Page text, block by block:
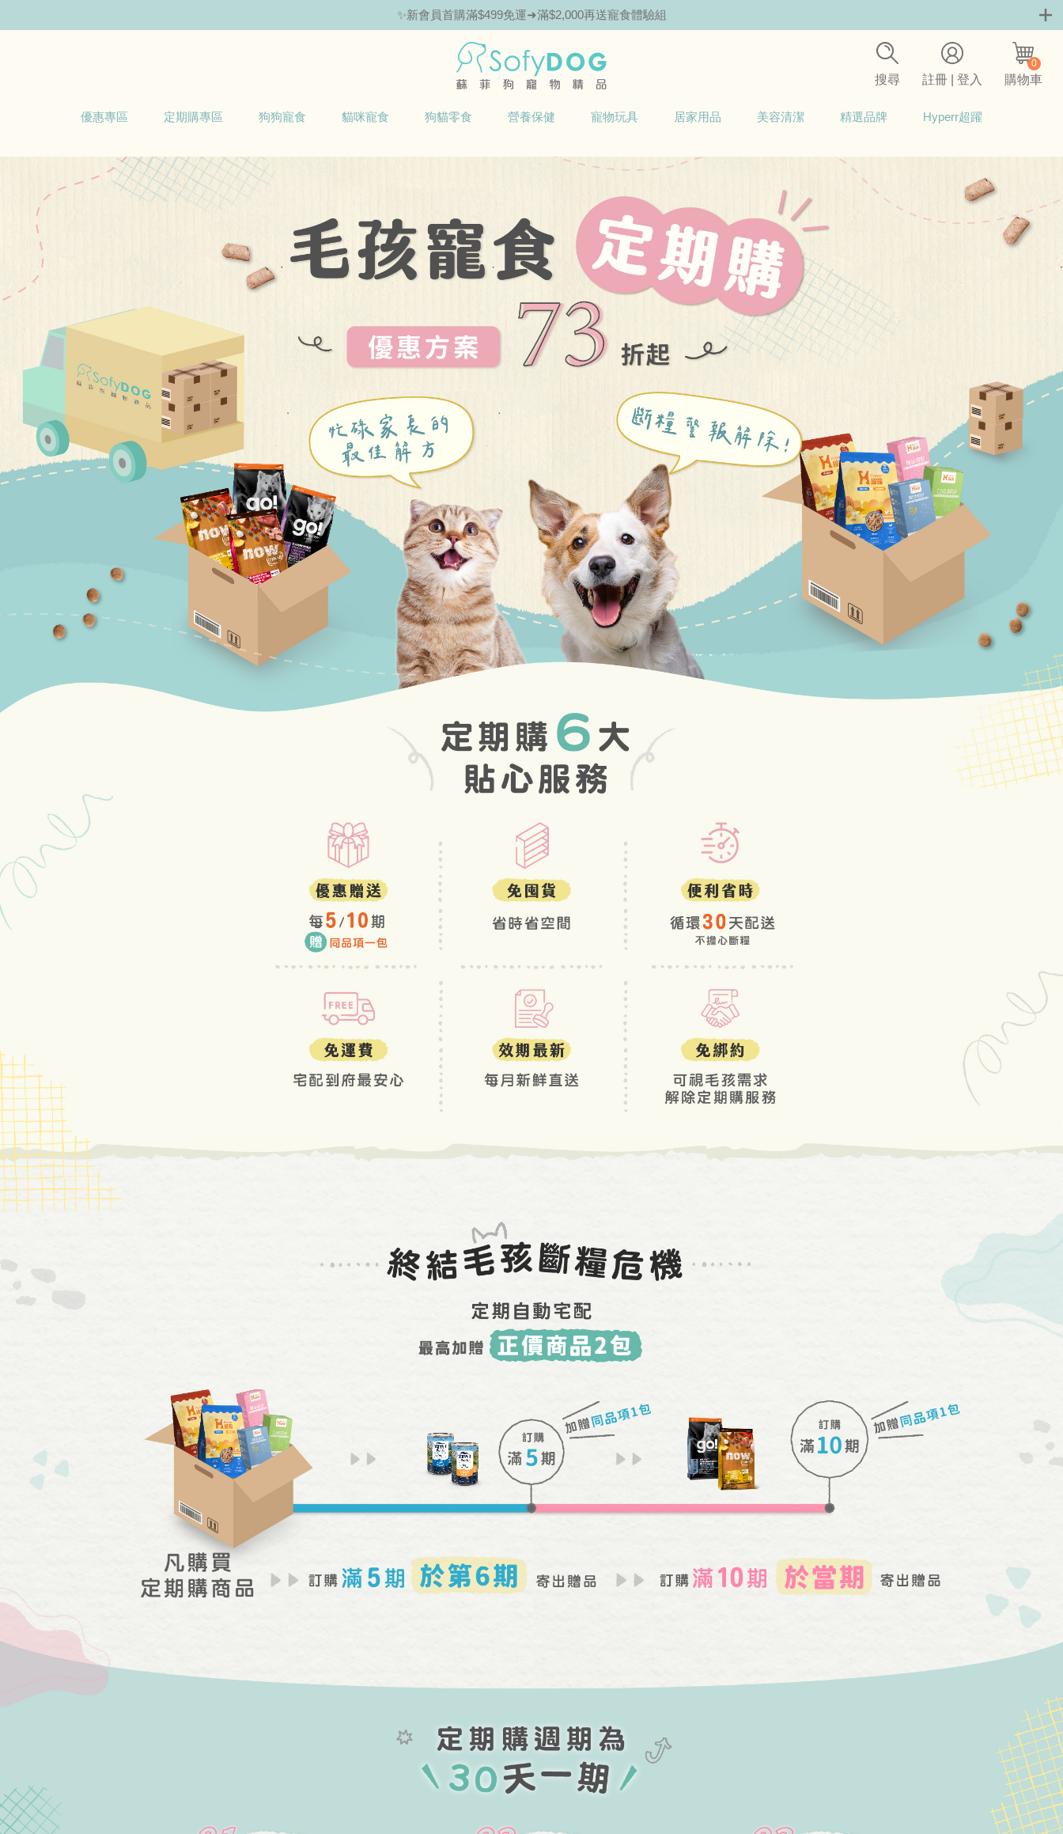
🎁Hello新朋友！完成註冊送指定商品85折抵用券
搜尋 註冊 | 登入
0
購物車
優惠專區 定期購專區 狗狗寵食 貓咪寵食 狗貓零食 營養保健 寵物玩具 居家用品 美容清潔 精選品牌 Hyperr超躍